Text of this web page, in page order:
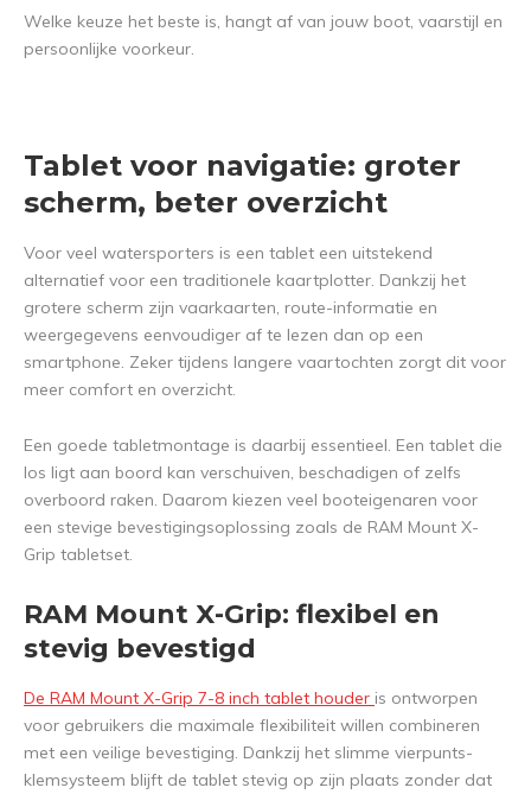
Welke keuze het beste is, hangt af van jouw boot, vaarstijl en
persoonlijke voorkeur.
Tablet voor navigatie: groter
scherm, beter overzicht
Voor veel watersporters is een tablet een uitstekend
alternatief voor een traditionele kaartplotter. Dankzij het
grotere scherm zijn vaarkaarten, route-informatie en
weergegevens eenvoudiger af te lezen dan op een
smartphone. Zeker tijdens langere vaartochten zorgt dit voor
meer comfort en overzicht.
Een goede tabletmontage is daarbij essentieel. Een tablet die
los ligt aan boord kan verschuiven, beschadigen of zelfs
overboord raken. Daarom kiezen veel booteigenaren voor
een stevige bevestigingsoplossing zoals de RAM Mount X-
Grip tabletset.
RAM Mount X-Grip: flexibel en
stevig bevestigd
De RAM Mount X-Grip 7-8 inch tablet houder is ontworpen
voor gebruikers die maximale flexibiliteit willen combineren
met een veilige bevestiging. Dankzij het slimme vierpunts-
klemsysteem blijft de tablet stevig op zijn plaats zonder dat